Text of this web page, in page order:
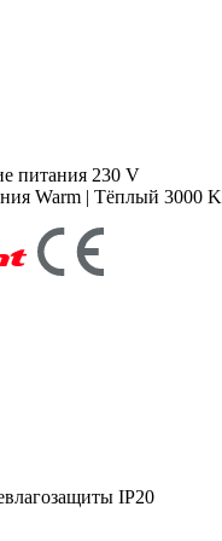
питания 230 V
Warm | Тёплый 3000 K
IP20